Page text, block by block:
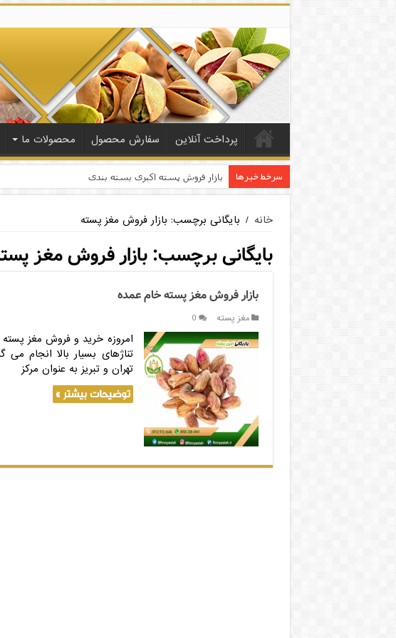
پرداخت آنلاین سفارش محصول محصولات ما
سرخط خبرها بازار فروش پسته اکبری بسته بندی
خانه / بایگانی برچسب: بازار فروش مغز پسته
بایگانی برچسب:بازار فروش مغز
بازار فروش مغز پسته خام عمده
مغز پسته 0
امروزه خرید و فروش مغز
تناژهای بسیار بالا انجام
تهران و تبریز به عنوان مرکز
توضیحات بیشتر »